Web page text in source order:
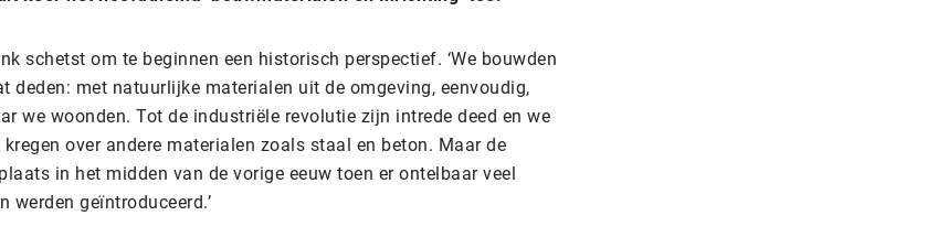
schetst om te beginnen een historisch perspectief. ‘We bouwden
deden: met natuurlijke materialen uit de omgeving, eenvoudig,
we woonden. Tot de industriële revolutie zijn intrede deed en we
over andere materialen zoals staal en beton. Maar de
in het midden van de vorige eeuw toen er ontelbaar veel
werden geïntroduceerd.’